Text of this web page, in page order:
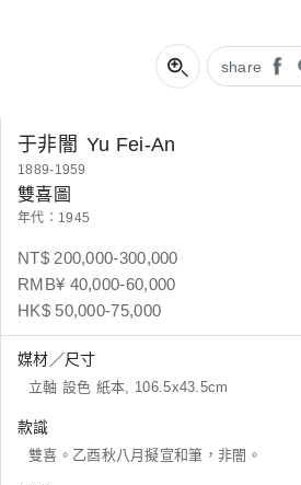
share
于非闇 Yu Fei-An
1889-1959
雙喜圖
年代：1945
NT$ 200,000-300,000
RMB¥ 40,000-60,000
HK$ 50,000-75,000
媒材／尺寸
立軸 設色 紙本, 106.5x43.5cm
款識
雙喜。乙酉秋八月擬宣和筆，非闇。